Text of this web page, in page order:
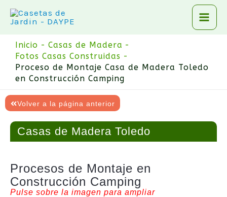
contenido
Inicio
Casas de Madera
Fotos Casas Construidas
Proceso de Montaje Casa de Madera Toledo
en Construcción Camping
Volver a la página anterior
Casas de Madera Toledo
Procesos de Montaje en
Construcción Camping
Pulse sobre la imagen para ampliar